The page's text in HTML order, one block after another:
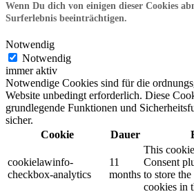
Wenn Du dich von einigen dieser Cookies
Surferlebnis beeinträchtigen.
Notwendig
Notwendig
immer aktiv
Notwendige Cookies sind für die
Website unbedingt erforderlich. Diese
grundlegende Funktionen und
sicher.
Cookie
Dauer
cookielawinfo-
checkbox-analytics
11
months
This
Consent
to store
cookies in